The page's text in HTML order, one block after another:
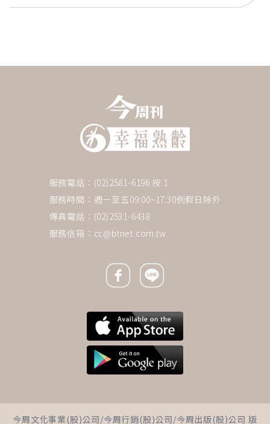
是心肌梗塞？主動脈剝離？5種
服務電話：(02)2581-6196 按 1
服務時間：週一至五09:00~17:30例假日除外
傳真電話：(02)2531-6438
服務信箱： cc@btnet.com.tw
Facebook icon
Line icon
今周文化事業(股)公司/今周行銷(股)公司/今周出版(股)公司 版